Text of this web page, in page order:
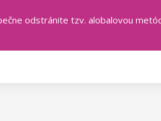
odstránite tzv. alobalovou